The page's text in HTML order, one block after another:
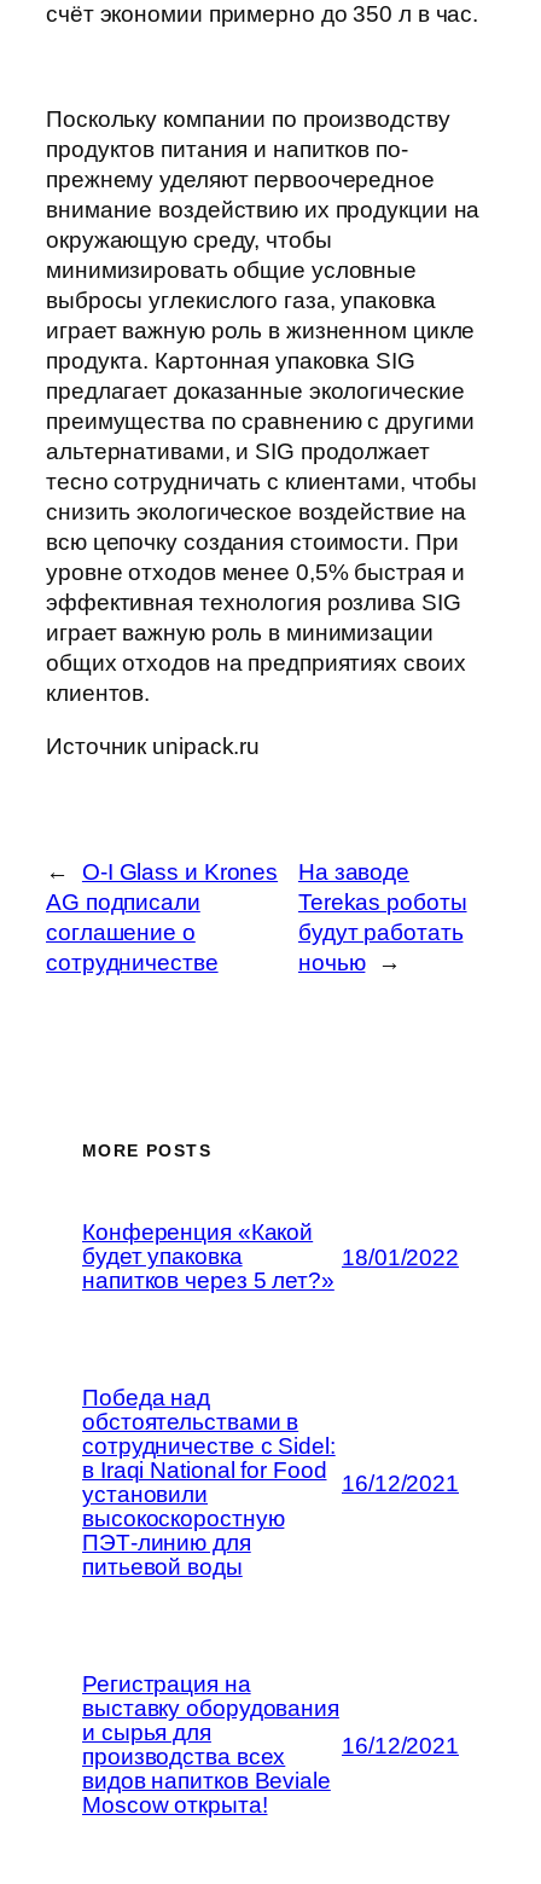
счёт экономии примерно до 350 л в час.
Поскольку компании по производству
продуктов питания и напитков по-
прежнему уделяют первоочередное
внимание воздействию их продукции на
окружающую среду, чтобы
минимизировать общие условные
выбросы углекислого газа, упаковка
играет важную роль в жизненном цикле
продукта. Картонная упаковка SIG
предлагает доказанные экологические
преимущества по сравнению с другими
альтернативами, и SIG продолжает
тесно сотрудничать с клиентами, чтобы
снизить экологическое воздействие на
всю цепочку создания стоимости. При
уровне отходов менее 0,5% быстрая и
эффективная технология розлива SIG
играет важную роль в минимизации
общих отходов на предприятиях своих
клиентов.
Источник unipack.ru
←
O-I Glass и Krones
AG подписали
соглашение о
сотрудничестве
На заводе
Terekas роботы
будут работать
ночью
→
MORE POSTS
Конференция «Какой
будет упаковка
напитков через 5 лет?»
18/01/2022
Победа над
обстоятельствами в
сотрудничестве с Sidel:
в Iraqi National for Food
установили
высокоскоростную
ПЭТ-линию для
питьевой воды
16/12/2021
Регистрация на
выставку оборудования
и сырья для
производства всех
видов напитков Beviale
Moscow открыта!
16/12/2021